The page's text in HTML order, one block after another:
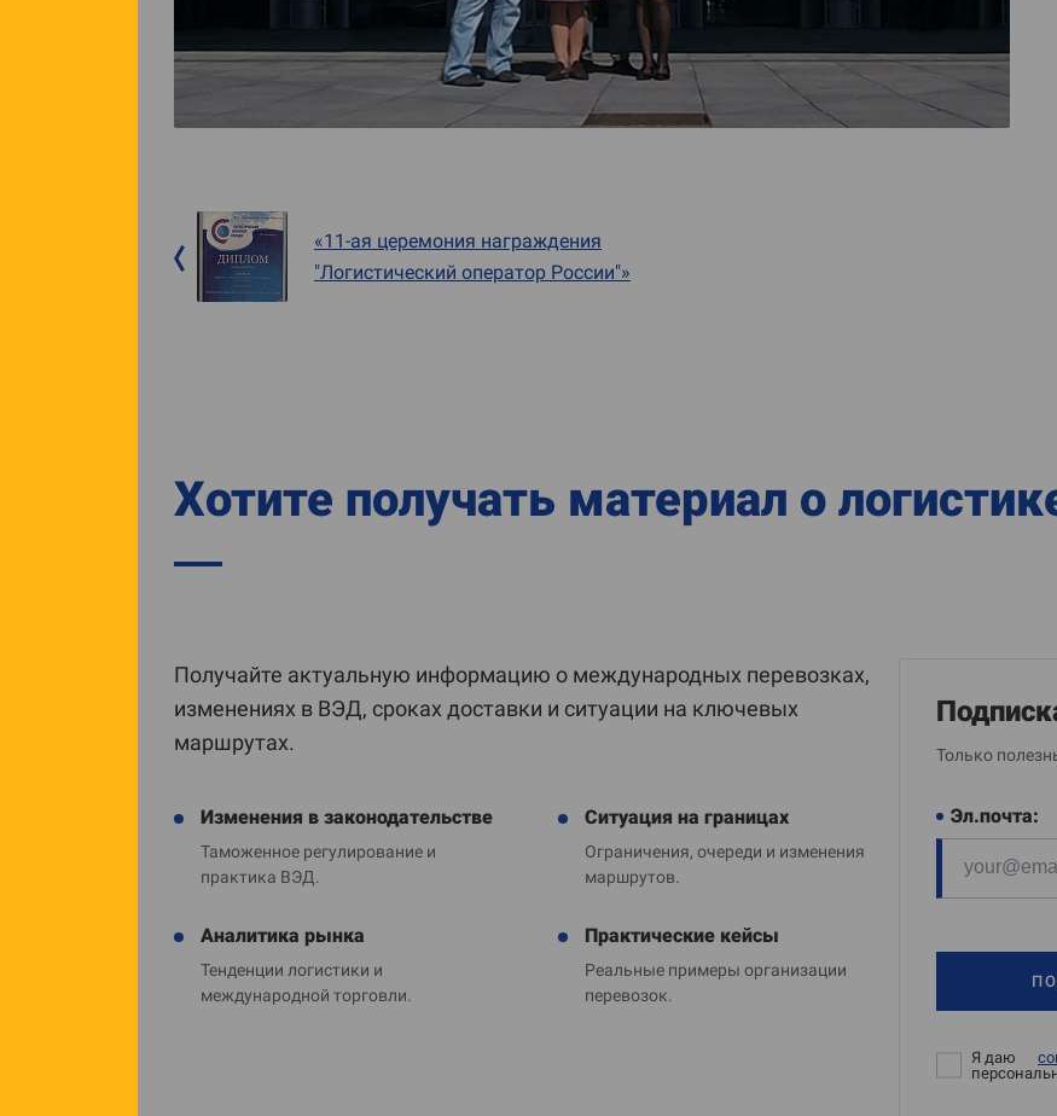
«11-ая церемония награждения
"Логистический оператор России"»
Хотите получать материал о
Получайте актуальную информацию о международных перевозках,
изменениях в ВЭД, сроках доставки и ситуации на ключевых
маршрутах.
Изменения в законодательстве
Таможенное регулирование и
практика ВЭД.
Ситуация на границах
Ограничения, очереди и изменения
маршрутов.
Аналитика рынка
Тенденции логистики и
международной торговли.
Практические кейсы
Реальные примеры организации
перевозок.
Только
Эл.почта:
Я даю